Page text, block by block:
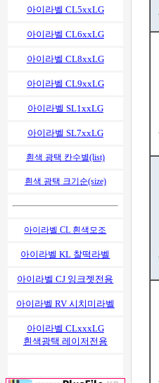
아이라벨 CL5xxLG
아이라벨 CL6xxLG
아이라벨 CL8xxLG
아이라벨 CL9xxLG
아이라벨 SL1xxLG
아이라벨 SL7xxLG
흰색 광택 칸수별(list)
흰색 광택 크기순(size)
아이라벨 CL 흰색모조
아이라벨 KL 찰떡라벨
아이라벨 CJ 잉크젯전용
아이라벨 RV 시치미라벨
아이라벨 CLxxxLG
흰색광택 레이저전용